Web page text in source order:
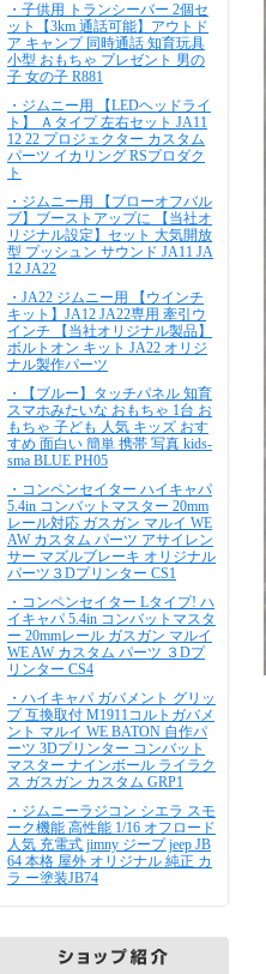
・子供用 トランシーバー 2個セ
ット【3km 通話可能】アウトド
ア キャンプ 同時通話 知育玩具
小型 おもちゃ プレゼント 男の
子 女の子 R881
・ジムニー用 【LEDヘッドライ
ト】 Ａタイプ 左右セット JA11
12 22 プロジェクター カスタム
パーツ イカリング RSプロダク
ト
・ジムニー用 【ブローオフバル
ブ】ブーストアップに 【当社オ
リジナル設定】セット 大気開放
型 プッシュン サウンド JA11 JA
12 JA22
・JA22 ジムニー用 【ウインチ
キット】JA12 JA22専用 牽引ウ
インチ 【当社オリジナル製品】
ボルトオン キット JA22 オリジ
ナル製作パーツ
・【ブルー】タッチパネル 知育
スマホみたいな おもちゃ 1台 お
もちゃ 子ども 人気 キッズ おす
すめ 面白い 簡単 携帯 写真 kids-
sma BLUE PH05
・コンペンセイター ハイキャパ
5.4in コンバットマスター 20mm
レール対応 ガスガン マルイ WE
AW カスタム パーツ アサイレン
サー マズルブレーキ オリジナル
パーツ３Dプリンター CS1
・コンペンセイター Lタイプ! ハ
イキャパ 5.4in コンバットマスタ
ー 20mmレール ガスガン マルイ
WE AW カスタム パーツ ３Dプ
リンター CS4
・ハイキャパ ガバメント グリッ
プ 互換取付 M1911コルトガバメ
ント マルイ WE BATON 自作パ
ーツ 3Dプリンター コンバット
マスター ナインボール ライラク
ス ガスガン カスタム GRP1
・ジムニーラジコン シエラ スモ
ーク機能 高性能 1/16 オフロード
人気 充電式 jimny ジープ jeep JB
64 本格 屋外 オリジナル 純正 カ
ラ ー塗装JB74